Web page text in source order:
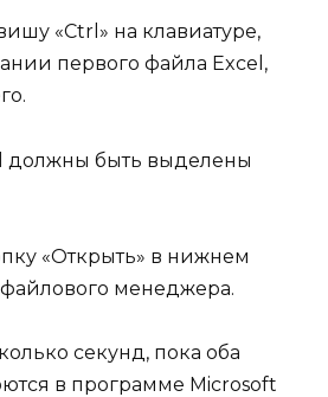
«Ctrl» на клавиатуре,
первого файла Excel,
должны быть выделены
«Открыть» в нижнем
менеджера.
секунд, пока оба
в программе Microsoft